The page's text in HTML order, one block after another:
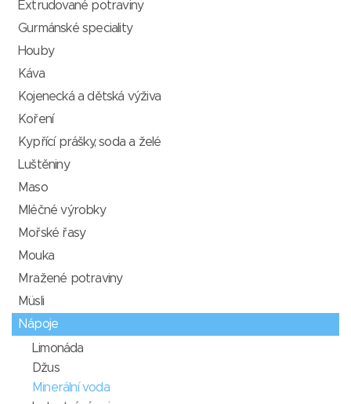
Extrudované potraviny
Gurmánské speciality
Houby
Káva
Kojenecká a dětská výživa
Koření
Kypřící prášky, soda a želé
Luštěniny
Maso
Mléčné výrobky
Mořské řasy
Mouka
Mražené potraviny
Müsli
Nápoje
Limonáda
Džus
Minerální voda